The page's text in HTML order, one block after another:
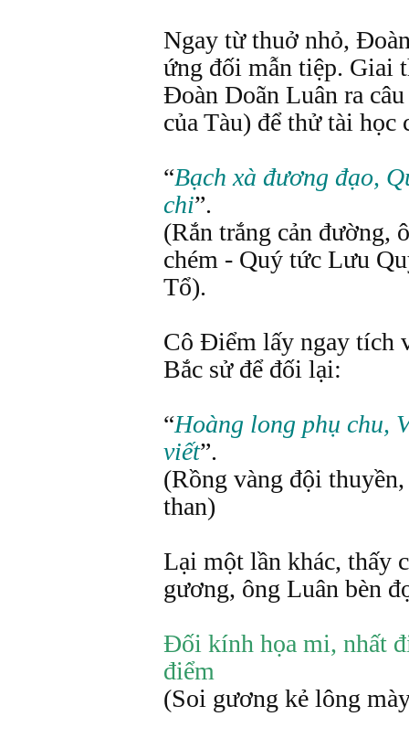
Ngay từ thuở nhỏ,
ứng đối mẫn tiệp. Giai
Đoàn Doãn Luân ra
của Tàu) để thử tài học
“Bạch xà đương đạo,
chi”.
(Rắn trắng cản đường,
chém - Quý tức Lưu
Tổ).
Cô Điểm lấy ngay tích
Bắc sử để đối lại:
“Hoàng long phụ chu,
viết”.
(Rồng vàng đội
than)
Lại một lần khác, thấy
gương, ông Luân bèn
Đối kính họa mi, nhất
điểm
(Soi gương kẻ lông